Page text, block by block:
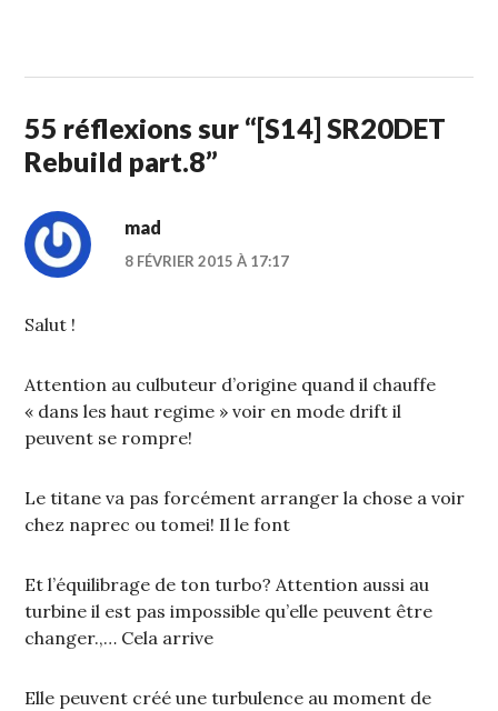
55 réflexions sur “[S14] SR20DET
Rebuild part.8”
mad
8 FÉVRIER 2015 À 17:17
Salut !
Attention au culbuteur d’origine quand il chauffe
« dans les haut regime » voir en mode drift il
peuvent se rompre!
Le titane va pas forcément arranger la chose a voir
chez naprec ou tomei! Il le font
Et l’équilibrage de ton turbo? Attention aussi au
turbine il est pas impossible qu’elle peuvent être
changer.,… Cela arrive
Elle peuvent créé une turbulence au moment de